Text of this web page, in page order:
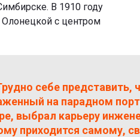
В 1910 году
с центром
себе представить,
на парадном
выбрал карьеру
приходится самому,